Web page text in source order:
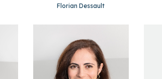
Florian Dessault